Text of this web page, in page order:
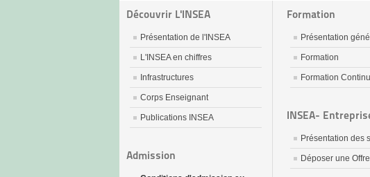
Découvrir L'INSEA
Présentation de l'INSEA
L'INSEA en chiffres
Infrastructures
Corps Enseignant
Publications INSEA
Admission
Formation
Présentation
Formation
Formation
INSEA-
Présentation des
Déposer une